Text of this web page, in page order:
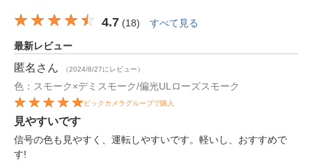
4.7 (18) すべて見る
最新レビュー
匿名 さん （2024/8/27にレビュー）
色：スモーク×デミスモーク/偏光ULローズスモーク
ビックカメラグループで購入
見やすいです
信号の色も見やすく、運転しやすいです。軽いし、おすすめで
す!